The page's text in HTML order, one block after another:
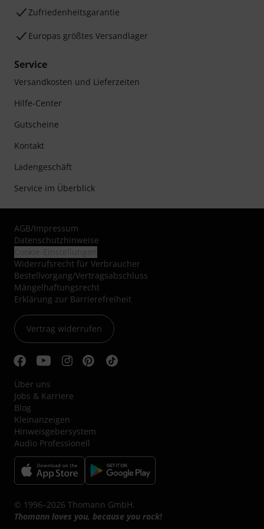
Zufriedenheitsgarantie
Europas größtes Versandlager
Service
Versandkosten und Lieferzeiten
Hilfe-Center
Gutscheine
Kontakt
Ladengeschäft
Service im Überblick
AGB/Impressum
Datenschutzhinweise
Widerrufsrecht für Verbraucher
Bestellvorgang/Vertragsabschluss
Mängelhaftungsrecht
Erklärung zur Barrierefreiheit
Vertrag widerrufen
Über uns
Jobs & Karriere
Blog
Kleinanzeigen
Hinweisgebersystem
Audio Professionell
© 1996–2026 Thomann GmbH.
Thomann loves you, because you rock!